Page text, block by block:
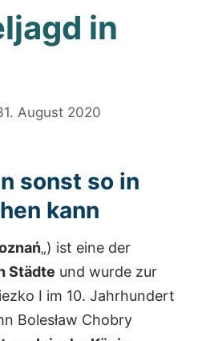
in
August 2020
sonst so in
kann
„) ist eine der
Städte und wurde zur
I im 10. Jahrhundert
Bolesław Chobry